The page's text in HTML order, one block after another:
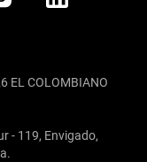
EL COLOMBIANO
- 119, Envigado,